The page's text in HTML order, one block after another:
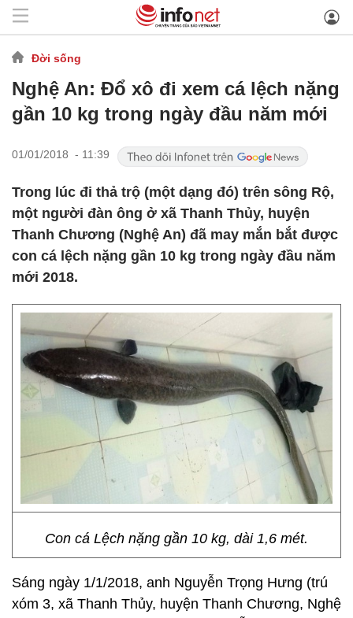
Đời sống
Nghệ An: Đổ xô đi xem cá lệch nặng
gần 10 kg trong ngày đầu năm mới
01/01/2018 - 11:39
Trong lúc đi thả trộ (một dạng đó) trên sông Rộ,
một người đàn ông ở xã Thanh Thủy, huyện
Thanh Chương (Nghệ An) đã may mắn bắt được
con cá lệch nặng gần 10 kg trong ngày đầu năm
mới 2018.
Con cá Lệch nặng gần 10 kg, dài 1,6 mét.
Sáng ngày 1/1/2018, anh Nguyễn Trọng Hưng (trú
xóm 3, xã Thanh Thủy, huyện Thanh Chương, Nghệ